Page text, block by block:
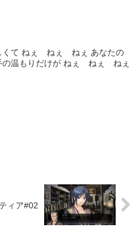
て ねぇ ねぇ ねぇ あなたの
の温もりだけが ねぇ ねぇ ねぇ
ィア#02